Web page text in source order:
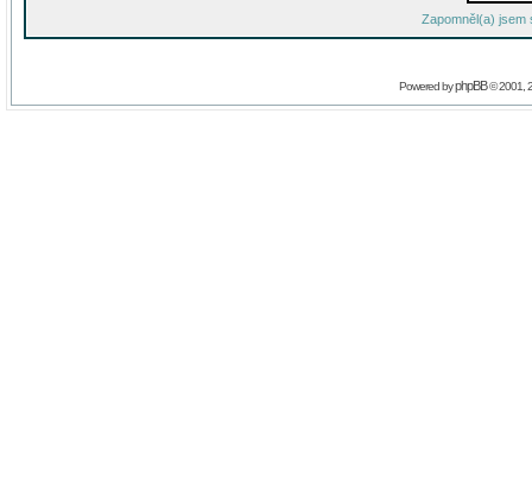
Zapomněl(a) jsem
Powered byphpBB© 2001,